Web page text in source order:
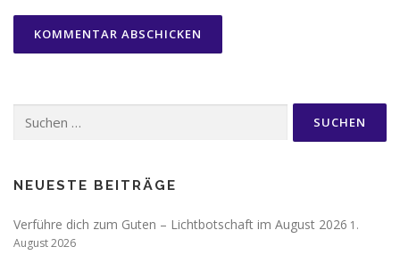
nach:
NEUESTE BEITRÄGE
Verführe dich zum Guten – Lichtbotschaft im August 2026 1.
August 2026